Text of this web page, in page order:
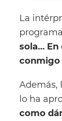
La
sola… En
conmigo
Además,
lo ha
como